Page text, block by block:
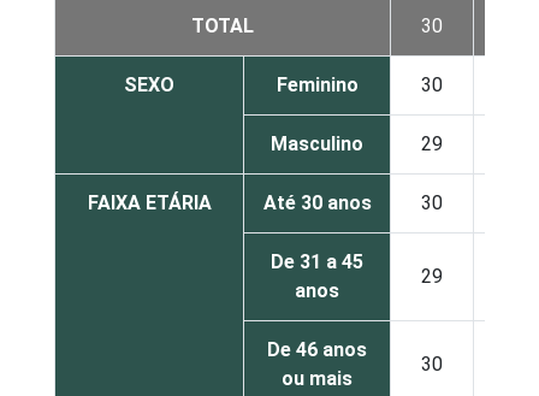
TOTAL 30
SEXO Feminino 30
Masculino 29
FAIXA ETÁRIA Até 30 anos 30
De 31 a 45
anos
29
De 46 anos
ou mais
30